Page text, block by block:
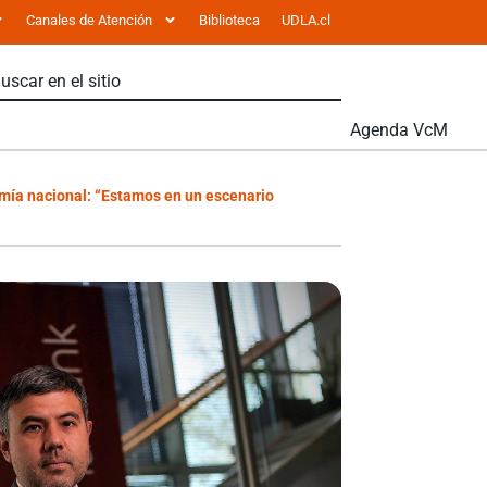
Canales de Atención Biblioteca UDLA.cl
Agenda VcM
nacional: “Estamos en un escenario